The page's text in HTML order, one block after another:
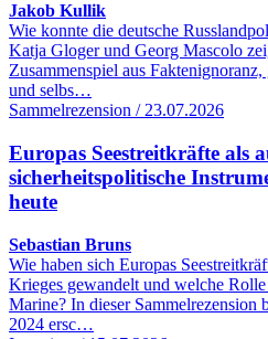
Jakob Kullik
Wie konnte die deutsche
Katja Gloger und Georg Mascolo
Zusammenspiel aus
und selbs…
Sammelrezension / 23.07.2026
Europas Seestreitkräfte als
sicherheitspolitische
heute
Sebastian Bruns
Wie haben sich Europas
Krieges gewandelt und welche
Marine? In dieser Sammelrezension
2024 ersc…